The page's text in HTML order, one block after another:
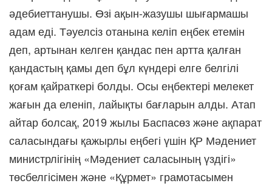
әдебиеттанушы. Өзі ақын-жазушы шығармашы
адам еді. Тәуелсіз отанына келіп еңбек етемін
деп, артынан келген қандас пен артта қалған
қандастың қамы деп бұл күндері елге белгілі
қоғам қайраткері болды. Осы еңбектері мелекет
жағын да еленіп, лайықты бағларын алды. Атап
айтар болсақ, 2019 жылы Баспасөз және ақпарат
саласындағы қажырлы еңбегі үшін ҚР Мәдениет
министрлігінің «Мәдениет саласының үздігі»
төсбелгісімен және «Құрмет» грамотасымен